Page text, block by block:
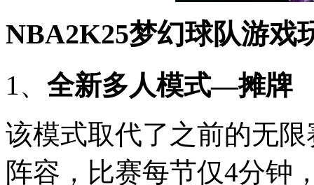
NBA2K25梦幻球队游戏
1、 全新多人模式—摊牌
该模式取代了之前的无
阵容，比赛每节仅4分钟